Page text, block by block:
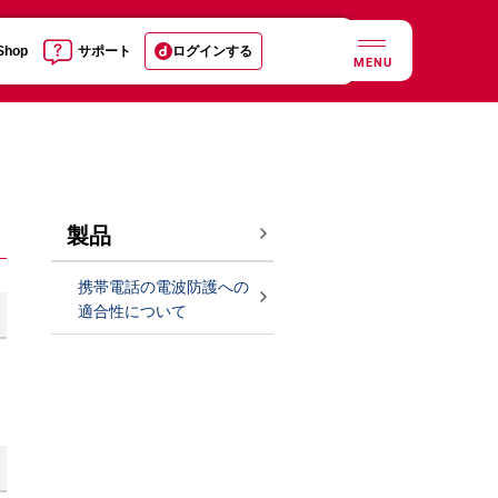
サポート ログインする
MENU
製品
携帯電話の電波防護への
適合性について